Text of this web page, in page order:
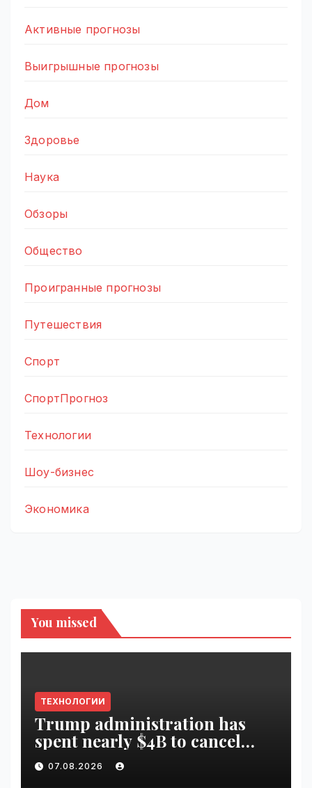
Активные прогнозы
Выигрышные прогнозы
Дом
Здоровье
Наука
Обзоры
Общество
Проигранные прогнозы
Путешествия
Спорт
СпортПрогноз
Технологии
Шоу-бизнес
Экономика
You missed
ТЕХНОЛОГИИ
Trump administration has
spent nearly $4B to cancel
offshore wind farms |
VseTime.ru
07.08.2026